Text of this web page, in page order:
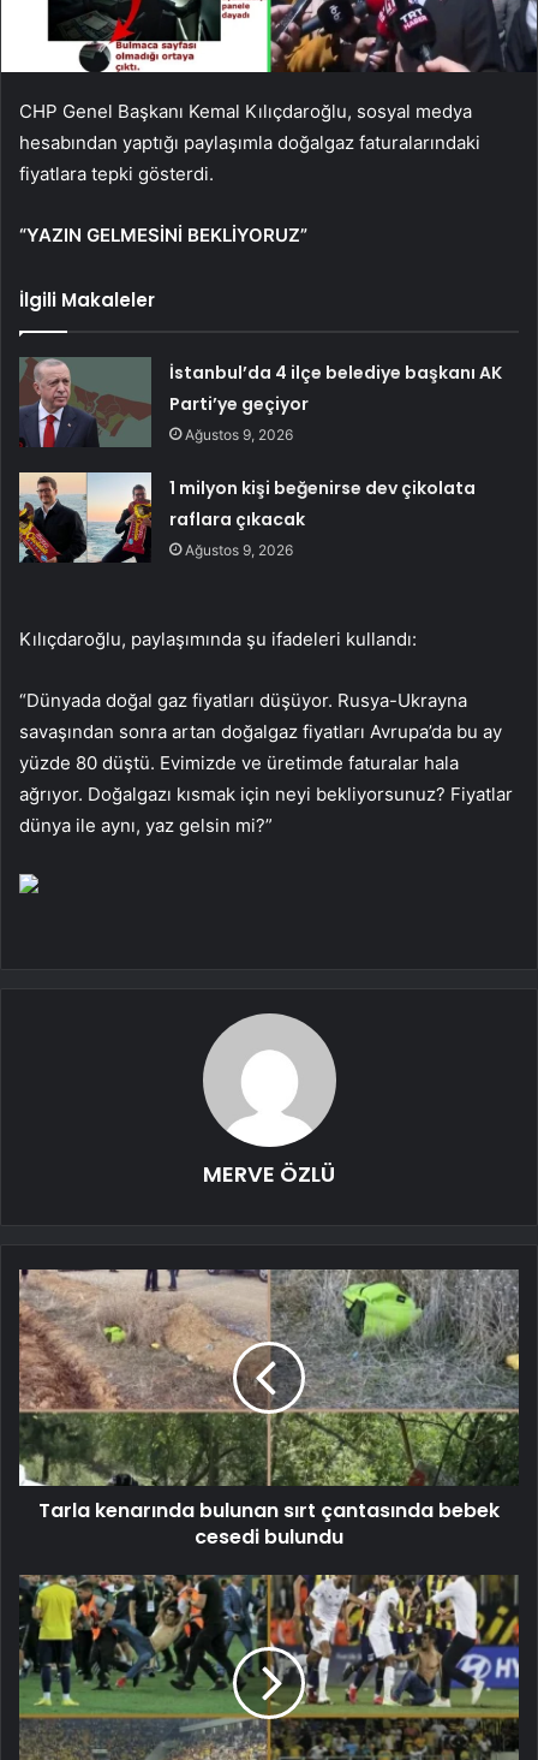
CHP Genel Başkanı Kemal Kılıçdaroğlu, sosyal medya
hesabından yaptığı paylaşımla doğalgaz faturalarındaki
fiyatlara tepki gösterdi.
“YAZIN GELMESİNİ BEKLİYORUZ”
İlgili Makaleler
İstanbul’da 4 ilçe belediye başkanı AK
Parti’ye geçiyor
Ağustos 9, 2026
1 milyon kişi beğenirse dev çikolata
raflara çıkacak
Ağustos 9, 2026
Kılıçdaroğlu, paylaşımında şu ifadeleri kullandı:
“Dünyada doğal gaz fiyatları düşüyor. Rusya-Ukrayna
savaşından sonra artan doğalgaz fiyatları Avrupa’da bu ay
yüzde 80 düştü. Evimizde ve üretimde faturalar hala
ağrıyor. Doğalgazı kısmak için neyi bekliyorsunuz? Fiyatlar
dünya ile aynı, yaz gelsin mi?”
MERVE ÖZLÜ
Tarla kenarında bulunan sırt çantasında bebek
cesedi bulundu